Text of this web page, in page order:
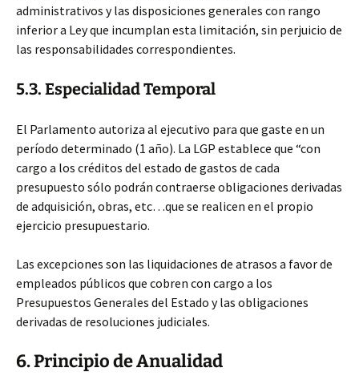
administrativos y las disposiciones generales con rango
inferior a Ley que incumplan esta limitación, sin perjuicio de
las responsabilidades correspondientes.
5.3. Especialidad Temporal
El Parlamento autoriza al ejecutivo para que gaste en un
período determinado (1 año). La LGP establece que “con
cargo a los créditos del estado de gastos de cada
presupuesto sólo podrán contraerse obligaciones derivadas
de adquisición, obras, etc…que se realicen en el propio
ejercicio presupuestario.
Las excepciones son las liquidaciones de atrasos a favor de
empleados públicos que cobren con cargo a los
Presupuestos Generales del Estado y las obligaciones
derivadas de resoluciones judiciales.
6. Principio de Anualidad